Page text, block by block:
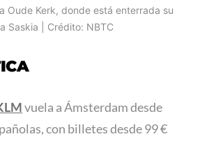
Oude Kerk, donde está enterrada su
Saskia | Crédito: NBTC
vuela a Ámsterdam desde
con billetes desde 99 €